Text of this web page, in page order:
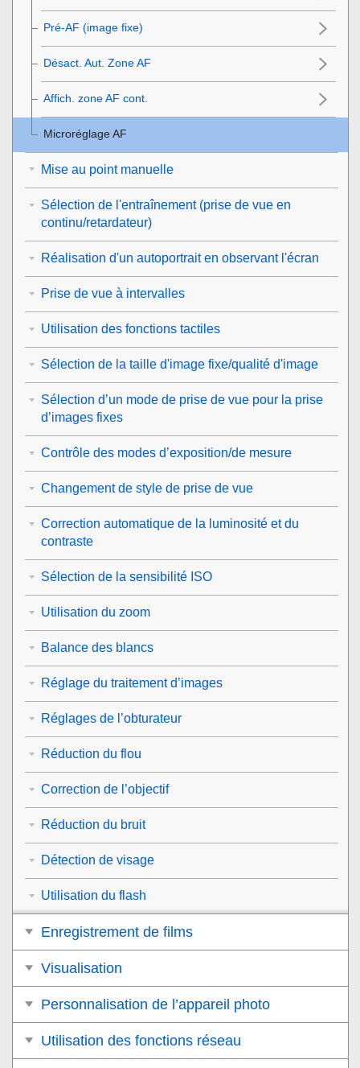
Pré-AF (image fixe)
Désact. Aut. Zone AF
Affich. zone AF cont.
Microréglage AF
Mise au point manuelle
Sélection de l'entraînement (prise de vue en
continu/retardateur)
Réalisation d'un autoportrait en observant l'écran
Prise de vue à intervalles
Utilisation des fonctions tactiles
Sélection de la taille d'image fixe/qualité d'image
Sélection d’un mode de prise de vue pour la prise
d’images fixes
Contrôle des modes d’exposition/de mesure
Changement de style de prise de vue
Correction automatique de la luminosité et du
contraste
Sélection de la sensibilité ISO
Utilisation du zoom
Balance des blancs
Réglage du traitement d’images
Réglages de l’obturateur
Réduction du flou
Correction de l’objectif
Réduction du bruit
Détection de visage
Utilisation du flash
Enregistrement de films
Visualisation
Personnalisation de l’appareil photo
Utilisation des fonctions réseau